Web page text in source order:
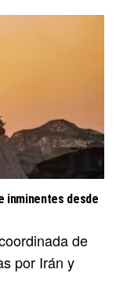
inminentes desde
de
por Irán y